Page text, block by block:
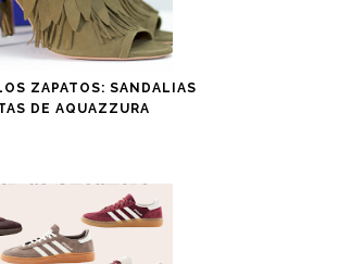
ZAPATOS: SANDALIAS
DE AQUAZZURA